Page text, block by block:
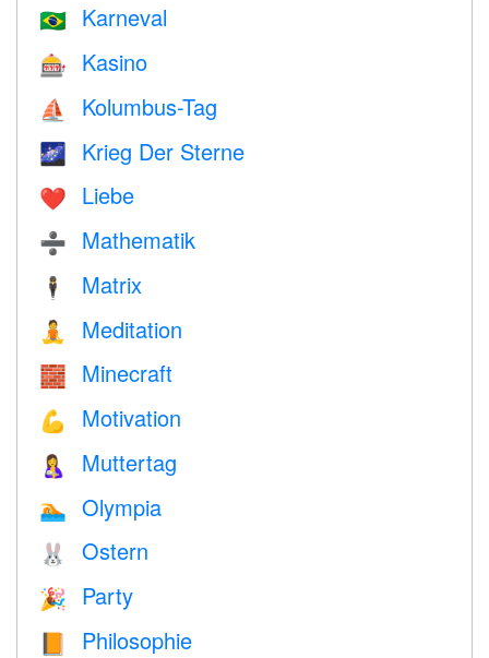
🇧🇷 Karneval
🎰 Kasino
⛵️ Kolumbus-Tag
🌌 Krieg Der Sterne
❤️️ Liebe
➗ Mathematik
🕴️ Matrix
🧘 Meditation
🧱 Minecraft
💪 Motivation
🤱 Muttertag
🏊 Olympia
🐰 Ostern
🎉 Party
📙 Philosophie